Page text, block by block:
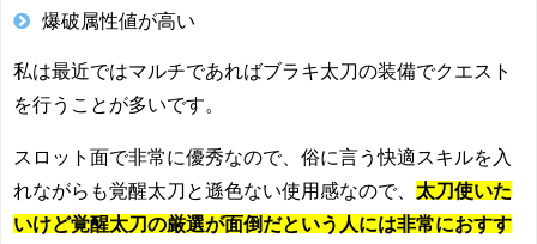
爆破属性値が高い
私は最近ではマルチであればブラキ太刀の装備でクエスト
を行うことが多いです。
スロット面で非常に優秀なので、俗に言う快適スキルを入
れながらも覚醒太刀と遜色ない使用感なので、 太刀使いた
いけど覚醒太刀の厳選が面倒だという人には非常におすす